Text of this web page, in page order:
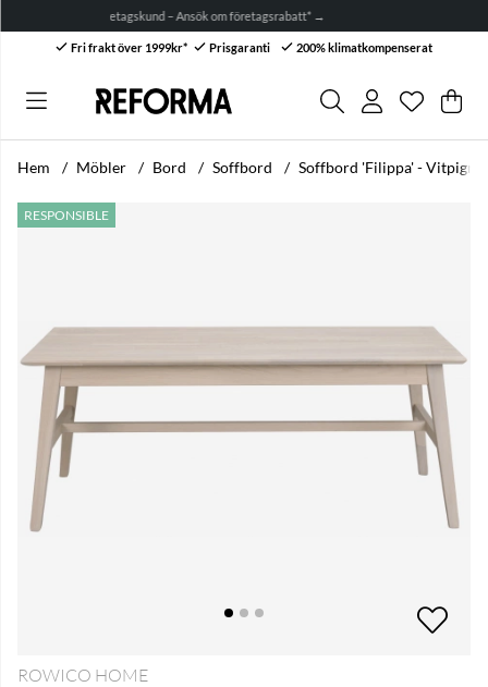
– Ansök om företagsrabatt* →
Fri frakt över 1999kr* Prisgaranti 200% klimatkompenserat
Antal i
. .
Hem Möbler Bord Soffbord Soffbord 'Filippa' -
RESPONSIBLE
Produktbilder Soffbord 'Filippa' - Vitpigmenterad Ek
ROWICO HOME